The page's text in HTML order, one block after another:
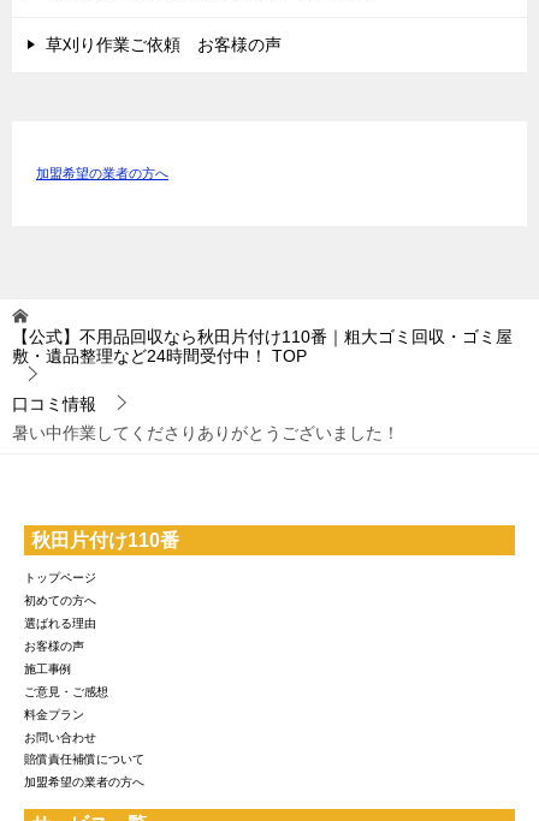
草刈り作業ご依頼 お客様の声
加盟希望の業者の方へ
【公式】不用品回収なら秋田片付け110番｜粗大ゴミ回収・ゴミ屋
敷・遺品整理など24時間受付中！
TOP
口コミ情報
暑い中作業してくださりありがとうございました！
秋田片付け110番
トップページ
初めての方へ
選ばれる理由
お客様の声
施工事例
ご意見・ご感想
料金プラン
お問い合わせ
賠償責任補償について
加盟希望の業者の方へ